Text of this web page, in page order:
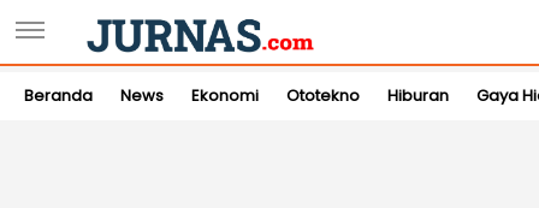
Beranda News Ekonomi Ototekno Hiburan Gaya